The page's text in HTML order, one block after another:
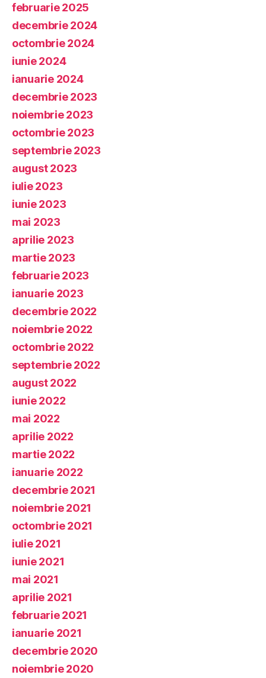
februarie 2025
decembrie 2024
octombrie 2024
iunie 2024
ianuarie 2024
decembrie 2023
noiembrie 2023
octombrie 2023
septembrie 2023
august 2023
iulie 2023
iunie 2023
mai 2023
aprilie 2023
martie 2023
februarie 2023
ianuarie 2023
decembrie 2022
noiembrie 2022
octombrie 2022
septembrie 2022
august 2022
iunie 2022
mai 2022
aprilie 2022
martie 2022
ianuarie 2022
decembrie 2021
noiembrie 2021
octombrie 2021
iulie 2021
iunie 2021
mai 2021
aprilie 2021
februarie 2021
ianuarie 2021
decembrie 2020
noiembrie 2020